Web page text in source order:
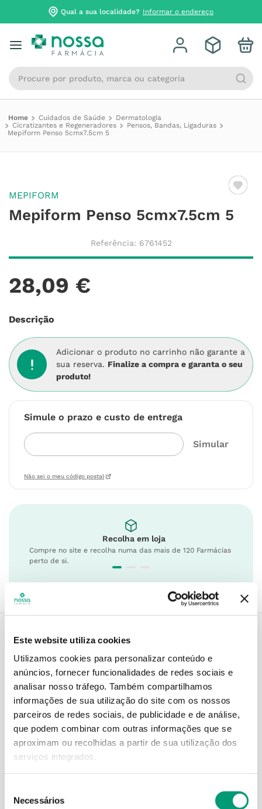
Este website utiliza cookies
Utilizamos cookies para personalizar conteúdo e
anúncios, fornecer funcionalidades de redes sociais e
analisar nosso tráfego. Também compartilhamos
informações de sua utilização do site com os nossos
parceiros de redes sociais, de publicidade e de análise,
que podem combinar com outras informações que se
aproximam ou recolhidas a partir de sua utilização dos
serviços integrados.
Necessários
Qual a sua localidade? Informar o endereço
Procure por produto, marca ou categoria
Cuidados de Saúde
Dermatologia
Cicratizantes e Regeneradores
Pensos, Bandas, Ligaduras
Mepiform Penso 5cmx7.5cm 5
MEPIFORM
Mepiform Penso 5cmx7.5cm 5
Referência: 6761452
28,09 €
Descrição
Adicionar o produto no carrinho não garante a
sua reserva. Finalize a compra e garanta o seu
produto!
Simule o prazo e custo de entrega
Não sei o meu código postal
Recolha em loja
Compre no site e recolha numa das mais de 120 Farmácias
perto de si.
Descrição do Produto
Modo de utilização
Informações técnicas